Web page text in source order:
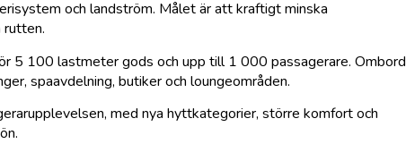
och landström. Målet är att kraftigt minska
5 100 lastmeter gods och upp till 1 000 passagerare. Ombord
spaavdelning, butiker och loungeområden.
med nya hyttkategorier, större komfort och